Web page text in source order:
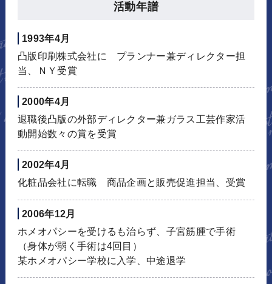
活動年譜
1993年4月
凸版印刷株式会社に プランナー兼ディレクター担
当、ＮＹ受賞
2000年4月
退職後凸版の外部ディレクター兼ガラス工芸作家活
動開始数々の賞を受賞
2002年4月
化粧品会社に転職 商品企画と販売促進担当、受賞
2006年12月
ホメオパシーを受けるも治らず、子宮筋腫で手術
（身体が弱く手術は4回目）
某ホメオパシー学校に入学、中途退学